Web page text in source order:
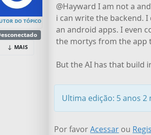
DO TÓPICO
MAIS
@Hayward I am not a
i can write the backend.
an android apps. I even
the mortys from the app
But the AI has that build
Ultima edição: 5 anos
Por favorAcessar ou